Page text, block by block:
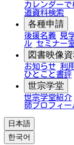
カレンダーで
道資料検索
各種申請
後援名義 見
ル セミナー
図書映像
お知らせ 利
ひとこと書評
世宗学堂
世宗学堂紹介
師プロフィー
日本語
한국어